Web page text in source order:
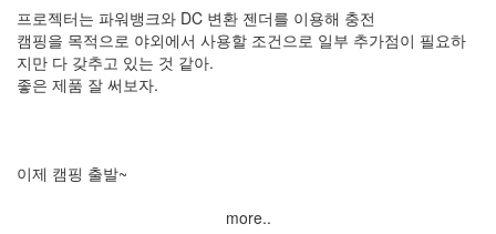
프로젝터는 파워뱅크와 DC 변환 젠더를 이용해 충전
캠핑을 목적으로 야외에서 사용할 조건으로 일부 추가점이 필요하
지만 다 갖추고 있는 것 같아.
좋은 제품 잘 써보자.
이제 캠핑 출발~
more..
월
3
2009
년
2009